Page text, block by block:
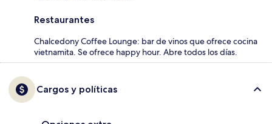
Restaurantes
Chalcedony Coffee Lounge: bar de vinos que ofrece cocina
vietnamita. Se ofrece happy hour. Abre todos los días.
Cargos y políticas